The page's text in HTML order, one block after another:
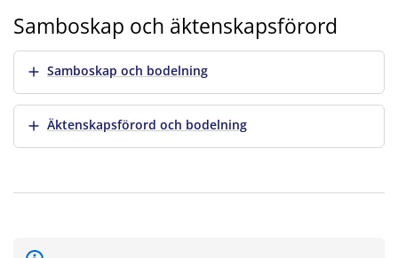
Samboskap och äktenskapsförord
Visa merSamboskap och bodelning
Visa merÄktenskapsförord och bodelning